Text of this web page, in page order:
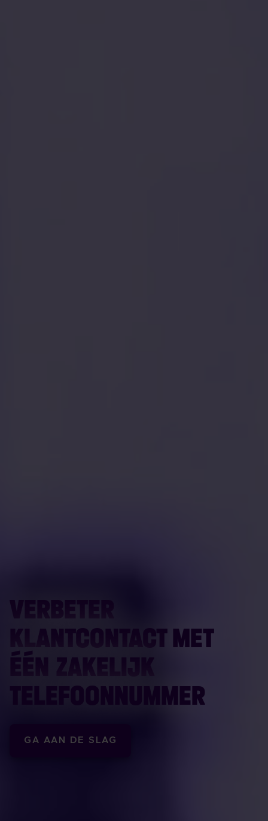
VERBETER
KLANTCONTACT MET
ÉÉN ZAKELIJK
TELEFOONNUMMER
GA AAN DE SLAG